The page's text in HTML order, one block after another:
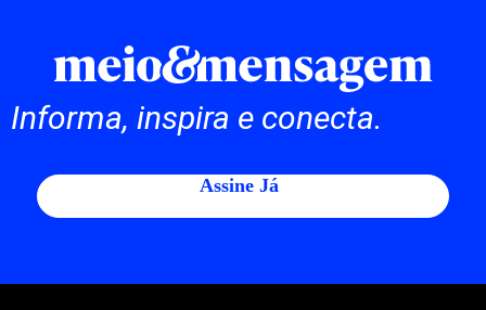
Informa, inspira e conecta.
Assine Já